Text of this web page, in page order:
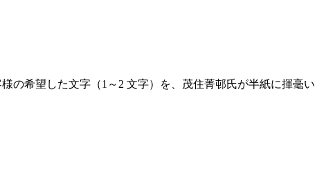
の希望した文字（1～2 文字）を、茂住菁邨氏が半紙に揮毫い